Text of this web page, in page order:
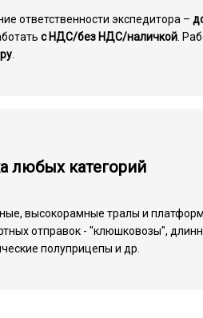
ответственности экспедитора –
с НДС/без НДС/наличкой .
любых категорий
высокорамные тралы и
отправок - "клюшковозы",
полуприцепы и др.